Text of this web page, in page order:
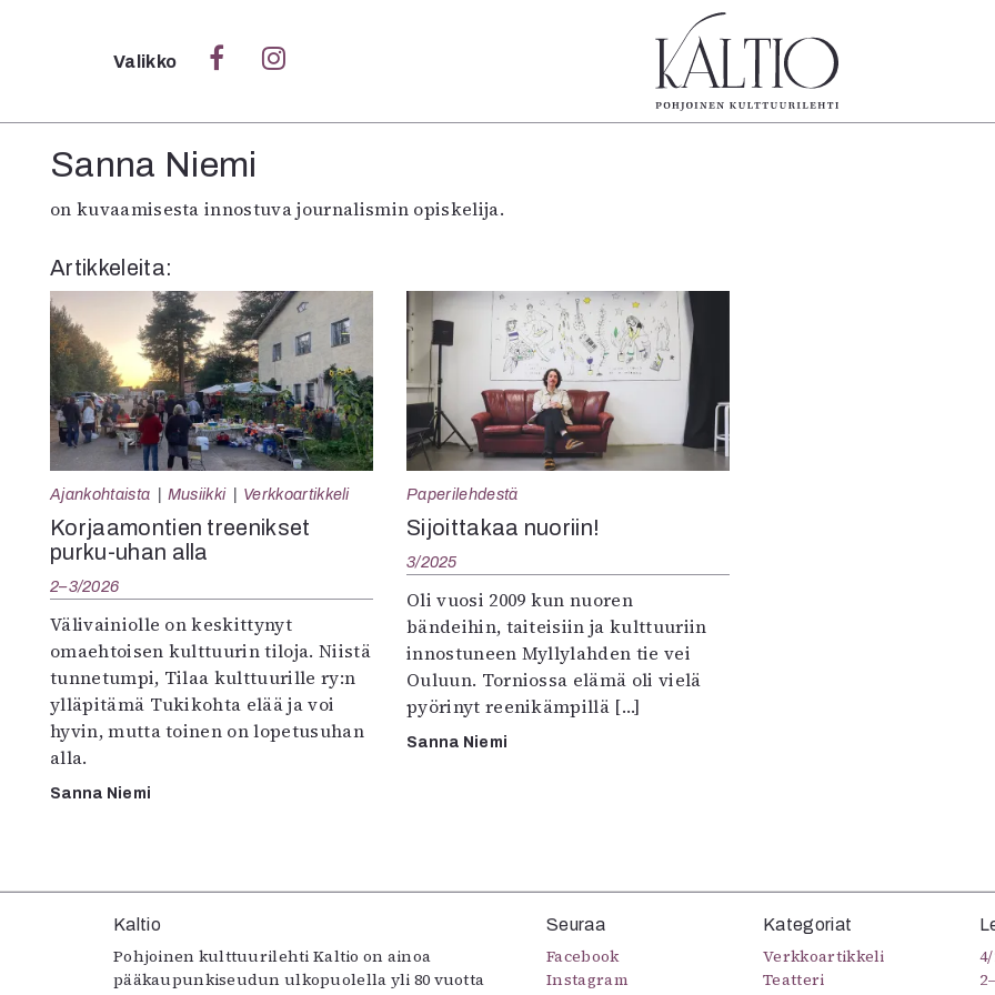
Sulje
Teatteri
Sarjakuva
Sámegillii
Pääkirjoitus
Paperilehdestä
Oulu2026
Näyttelyt
Musiikki
Levyt
Kuvataide
Kirjat
Esitystaide
Arkisto
5/2025 saame
Lehtiarkisto
Valikko
Sanna Niemi
on kuvaamisesta innostuva journalismin opiskelija.
Artikkeleita:
Ajankohtaista Musiikki Verkkoartikkeli
Korjaamontien treenikset
purku-uhan alla
2–3/2026
Välivainiolle on keskittynyt
omaehtoisen kulttuurin tiloja. Niistä
tunnetumpi, Tilaa kulttuurille ry:n
ylläpitämä Tukikohta elää ja voi
hyvin, mutta toinen on lopetusuhan
alla.
Sanna Niemi
Paperilehdestä
Sijoittakaa nuoriin!
3/2025
Oli vuosi 2009 kun nuoren
bändeihin, taiteisiin ja kulttuuriin
innostuneen Myllylahden tie vei
Ouluun. Torniossa elämä oli vielä
pyörinyt reenikämpillä […]
Sanna Niemi
Kaltio
Pohjoinen kulttuurilehti Kaltio on ainoa
pääkaupunkiseudun ulkopuolella yli 80 vuotta
Seuraa
Facebook
Instagram
Kategoriat
Verkkoartikkeli
Teatteri